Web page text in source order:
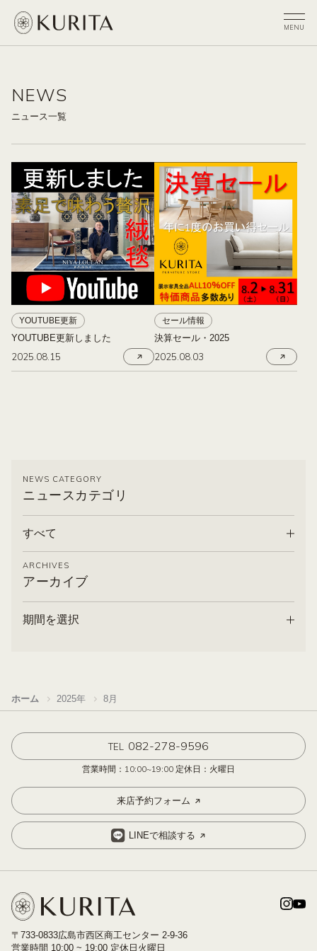
NEWS
ニュース一覧
NEWS CATEGORY
ニュースカテゴリ
すべて
ARCHIVES
アーカイブ
期間を選択
YOUTUBE更新
YOUTUBE更新しました
2025.08.15
セール情報
決算セール・2025
2025.08.03
ホーム 2025年 8月
TEL 082-278-9596
営業時間：10:00~19:00 定休日：火曜日
来店予約フォーム
LINEで相談する
〒733-0833広島市西区商工センター 2-9-36
営業時間 10:00 ~ 19:00 定休日火曜日